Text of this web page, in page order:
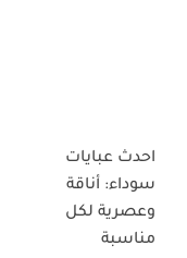
احدث عبايات
سوداء: أناقة
وعصرية لكل
مناسبة